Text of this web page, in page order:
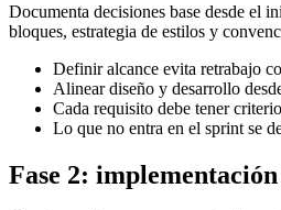
Documenta decisiones base desde el
bloques, estrategia de estilos y
Definir alcance evita retrabajo
Alinear diseño y desarrollo
Cada requisito debe tener
Lo que no entra en el sprint se
Fase 2: